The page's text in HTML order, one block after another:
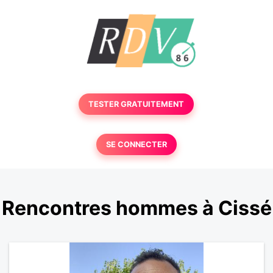
TESTER GRATUITEMENT
SE CONNECTER
Rencontres hommes à Cissé